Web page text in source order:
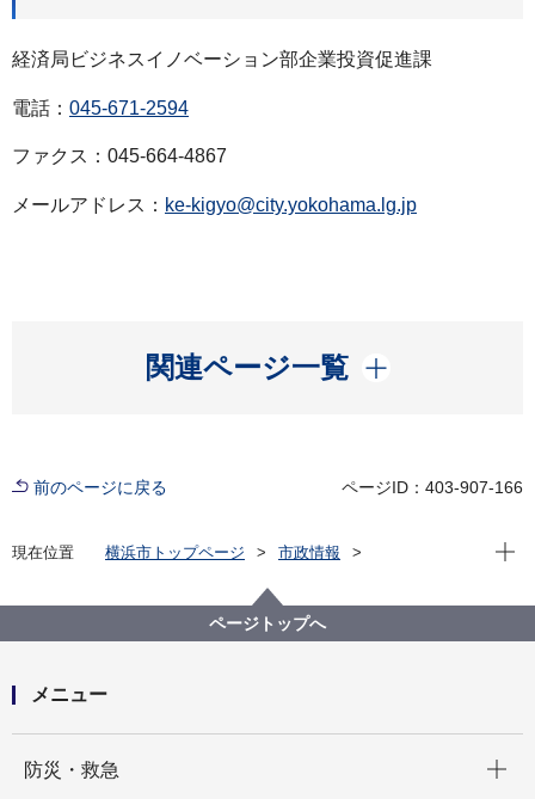
経済局ビジネスイノベーション部企業投資促進課
電話： 045-671-2594
ファクス：045-664-4867
メールアドレス： ke-kigyo@city.yokohama.lg.jp
関連ページ一覧
開く
前のページに戻る ページID：403-907-166
現在位置 横浜市トップページ
市政情報
企業立地促進条例に基づき２件の事業計画を認定
現在
ページトップへ
メニュー
防災・救急